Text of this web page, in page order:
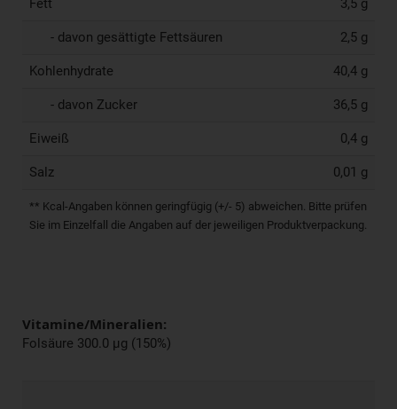
Fett 3,5 g
- davon gesättigte Fettsäuren 2,5 g
Kohlenhydrate 40,4 g
- davon Zucker 36,5 g
Eiweiß 0,4 g
Salz 0,01 g
** Kcal-Angaben können geringfügig (+/- 5) abweichen. Bitte prüfen
Sie im Einzelfall die Angaben auf der jeweiligen Produktverpackung.
Vitamine/Mineralien:
Folsäure 300.0 µg (150%)